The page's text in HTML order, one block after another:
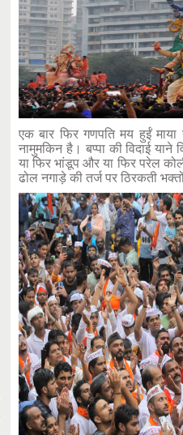
एक बार फिर गणपति मय हुईं
नामुमकिन है। बप्पा की विदाई याने
या फिर भांडूप और या फिर परेल
ढोल नगाड़े की तर्ज पर ठिरकती